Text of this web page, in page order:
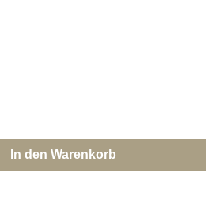
Wert ein
In den Warenkorb